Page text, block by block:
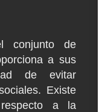
conjunto de
a sus
de evitar
Existe
a la